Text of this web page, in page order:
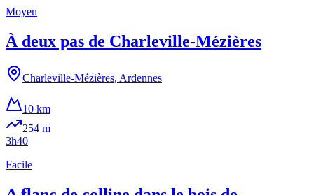
Moyen
À deux pas de Charleville-Mézières
Charleville-Mézières, Ardennes
10 km
254 m
3h40
Facile